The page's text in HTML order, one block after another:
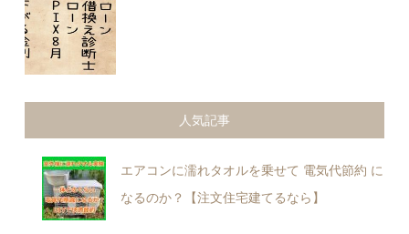
人気記事
エアコンに濡れタオルを乗せて 電気代節約 に
なるのか？【注文住宅建てるなら】